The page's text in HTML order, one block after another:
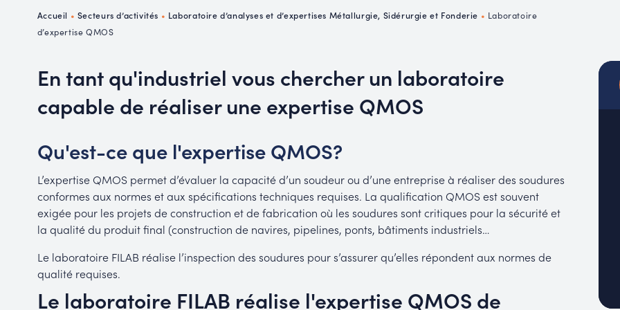
PMUC
Accueil • Secteurs d’activités • Laboratoire d’analyses et d’expertises Métallurgie, Sidérurgie et Fonderie • Laboratoire
d’expertise QMOS
En tant qu'industriel vous chercher un laboratoire
capable de réaliser une expertise QMOS
Qu'est-ce que l'expertise QMOS?
L’expertise QMOS permet d’évaluer la capacité d’un soudeur ou d’une entreprise à réaliser des soudures
conformes aux normes et aux spécifications techniques requises. La qualification QMOS est souvent
exigée pour les projets de construction et de fabrication où les soudures sont critiques pour la sécurité et
la qualité du produit final (construction de navires, pipelines, ponts, bâtiments industriels…
Le laboratoire FILAB réalise l’inspection des soudures pour s’assurer qu’elles répondent aux normes de
qualité requises.
Le laboratoire FILAB réalise l'expertise QMOS de